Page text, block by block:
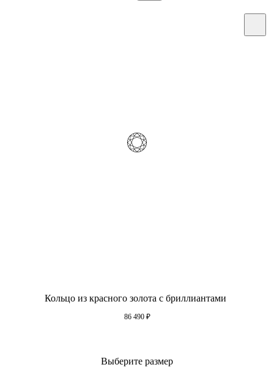
Кольцо из красного золота с бриллиантами
86 490 ₽
Выберите размер